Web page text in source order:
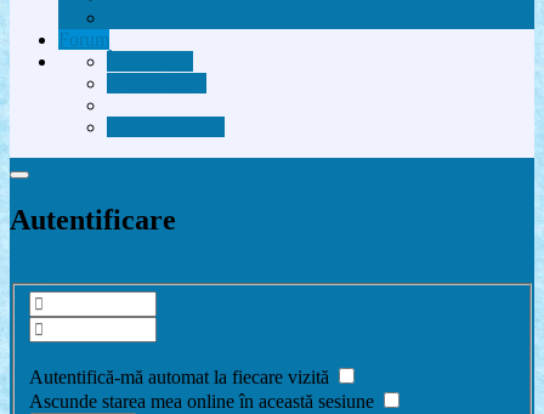
Forum
Autentificare
Autentifică-mă automat la fiecare vizită
Ascunde starea mea online în această sesiune